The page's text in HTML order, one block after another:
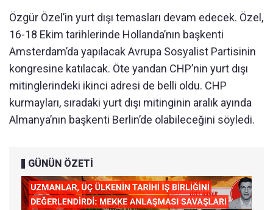
Özgür Özel’in yurt dışı temasları devam edecek. Özel,
16-18 Ekim tarihlerinde Hollanda’nın başkenti
Amsterdam’da yapılacak Avrupa Sosyalist Partisinin
kongresine katılacak. Öte yandan CHP’nin yurt dışı
mitinglerindeki ikinci adresi de belli oldu. CHP
kurmayları, sıradaki yurt dışı mitinginin aralık ayında
Almanya’nın başkenti Berlin’de olabileceğini söyledi.
GÜNÜN ÖZETİ